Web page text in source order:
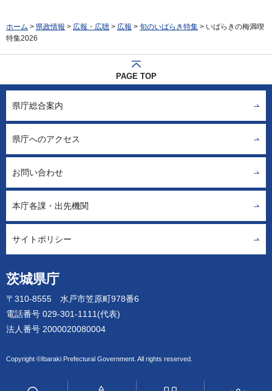
ホーム > 県政情報 > 広報・広聴 > 広報 > 旬のいばらき特集 > いばらきの梅満喫
特集2026
PAGE TOP
茨城県庁
〒310-8555 水戸市笠原町978番6
電話番号 029-301-1111(代表)
法人番号 2000020080004
Copyright ©Ibaraki Prefectural Government. All rights reserved.
県庁総合案内
県庁へのアクセス
お問い合わせ
本庁各課・出先機関
サイトポリシー